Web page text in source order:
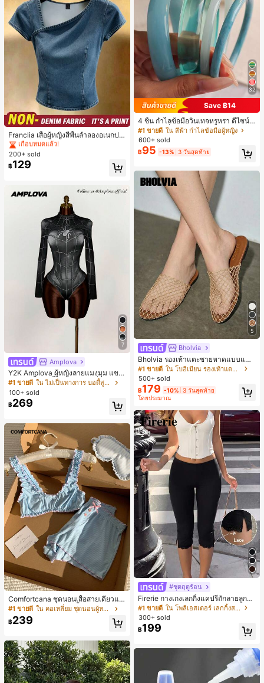
Franclia เสื้อผู้หญิงสีพื้นลำลองอเนกปร
ะสงค์สำหรับใส่ประจำวัน
#1 ขายดี ใน ธรรมดา เสื้อผู้หญิง
เกือบหมดแล้ว!
#1 ขายดี ใน ธรรมดา เสื้อผู้หญิง
เกือบหมดแล้ว!
#1 ขายดี ใน ธรรมดา เสื้อผู้หญิง
เกือบหมดแล้ว!
#1 ขายดี ใน ธรรมดา เสื้อผู้หญิง
เกือบหมดแล้ว!
200+ sold
฿129
7
Amplova
Y2K Amplova ผู้หญิงลายแมงมุม แขน
ยาว คอตั้ง บอดี้สูท, สไตล์แฟชั่นดาร์ก
บอดี้สูทผู้หญิง บอดี้สูทฮาโลวีน บอดี้สูท
ลายใยแมงมุม
#1 ขายดี
ใน ไม่เป็นทางการ บอดี้สูทผู้หญิง
100+ sold
฿269
Comfortcana ชุดนอนเสื้อสายเดี่ยวแต่
งระบายและกางเกงขาสั้นสำหรับผู้หญิง
#1 ขายดี ใน คอเหลี่ยม ชุดนอนผู้หญิง
฿239
32
Save ฿14
4 ชิ้น กำไลข้อมือวินเทจหรูหรา ดีไซน์มิ
นิมอลแฟชั่น เหมาะสำหรับใส่ในชีวิตปร
ะจำวัน อะคริลิก เหมาะสำหรับใส่ในชีวิ
ตประจำวันและงานปาร์ตี้ ของขวัญสำห
รับผู้หญิง
#1 ขายดี ใน สีฟ้า กำไลข้อมือผู้หญิง
600+ sold
฿95 -13% 3 วันสุดท้าย
5
Bholvia
Bholvia รองเท้าแตะชายหาดแบบแบน
สบาย ๆ ลายฉลุมาใหม่สำหรับผู้หญิง
#1 ขายดี
ใน โบฮีเมียน รองเท้าแตะผู้หญิง
500+ sold
฿179 -10% 3 วันสุดท้าย
โดยประมาณ
#ชุดฤดูร้อน
Firerie กางเกงเลกกิ้งแคปรีถักลายลูกไม้
สีดำหรูหราสำหรับผู้หญิง อเนกประสงค์
สำหรับกีฬา แฟชั่น ชายหาด เทศกาลด
นตรี ฤดูร้อนแบบสบายๆ
#1 ขายดี
ใน โพลีเอสเตอร์ เลกกิ้งสตรี
300+ sold
฿199